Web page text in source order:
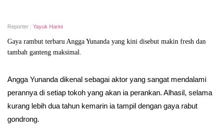
Reporter : Yayuk Harini
Gaya rambut terbaru Angga Yunanda yang kini disebut makin fresh dan
tambah ganteng maksimal.
Angga Yunanda dikenal sebagai aktor yang sangat mendalami
perannya di setiap tokoh yang akan ia perankan. Alhasil, selama
kurang lebih dua tahun kemarin ia tampil dengan gaya rabut
gondrong.